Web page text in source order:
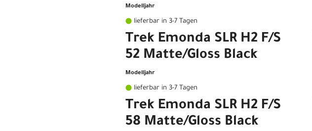
Modelljahr
lieferbar in 3-7 Tagen
Trek Emonda SLR H2 F/S
52 Matte/Gloss Black
Modelljahr
lieferbar in 3-7 Tagen
Trek Emonda SLR H2 F/S
58 Matte/Gloss Black